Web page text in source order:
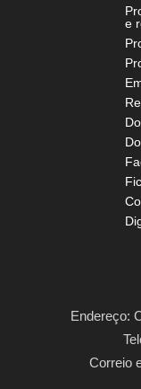
e
Endereço:
Correio